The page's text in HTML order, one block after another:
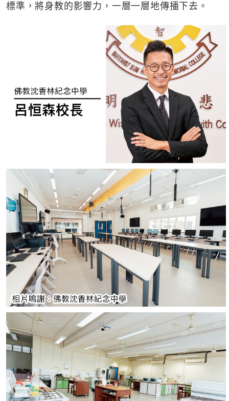
標準，將身教的影響力，一層一層地傳播下去。